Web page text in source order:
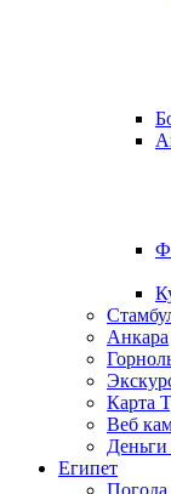
Анкара
Карта
Веб
Египет
Погода